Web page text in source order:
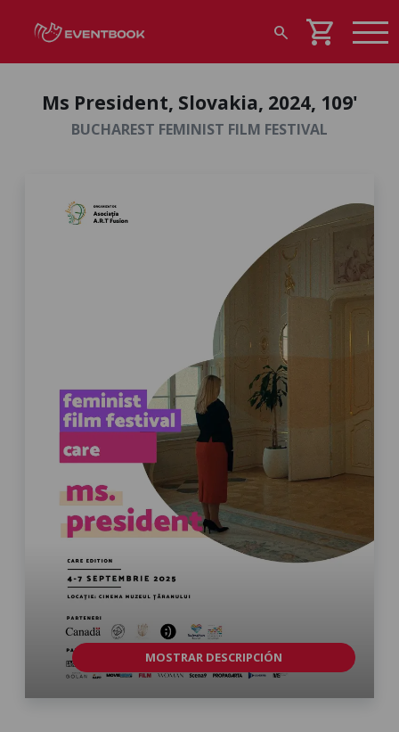
search shopping_cart
Ms President, Slovakia, 2024, 109'
BUCHAREST FEMINIST FILM FESTIVAL
MOSTRAR DESCRIPCIÓN